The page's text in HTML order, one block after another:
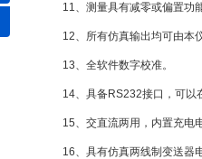
11、测量具有减零或偏置功能
12、所有仿真输出均可由本仪
13、全软件数字校准。
14、具备RS232接口，可
15、交直流两用，内置充电电
16、具有仿真两线制变送器电